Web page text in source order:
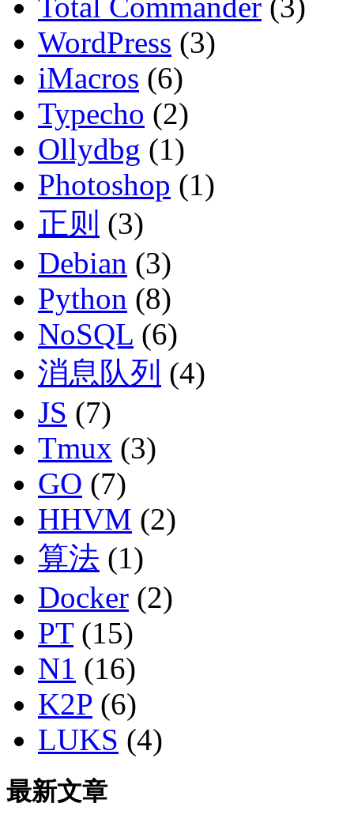
WordPress (3)
iMacros (6)
Typecho (2)
Ollydbg (1)
Photoshop (1)
正则 (3)
Debian (3)
Python (8)
NoSQL (6)
消息队列 (4)
JS (7)
Tmux (3)
GO (7)
HHVM (2)
算法 (1)
Docker (2)
PT(15)
N1 (16)
K2P (6)
LUKS (4)
最新文章